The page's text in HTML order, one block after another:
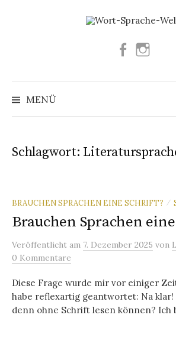
Facebook
MENÜ
Schlagwort:
BRAUCHEN SPRACHEN EINE SCHRIFT? /
Brauchen Sprachen
Veröffentlicht am 7. Dezember 2025 von
0 Kommentare
Diese Frage wurde mir vor einiger
habe reflexartig geantwortet: Na klar!
denn ohne Schrift lesen können? Ich